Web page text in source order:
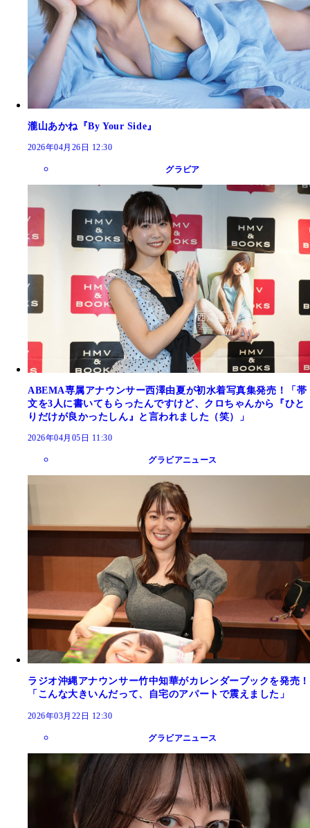
瀧山あかね『By Your Side』
2026年04月26日 12:30
グラビア
ABEMA専属アナウンサー西澤由夏が初水着写真集発売！「帯
文を3人に書いてもらったんですけど、クロちゃんから『ひと
りだけが良かったしん』と言われました（笑）」
2026年04月05日 11:30
グラビアニュース
ラジオ沖縄アナウンサー竹中知華がカレンダーブックを発売！
「こんな大きいんだって、自宅のアパートで震えました」
2026年03月22日 12:30
グラビアニュース